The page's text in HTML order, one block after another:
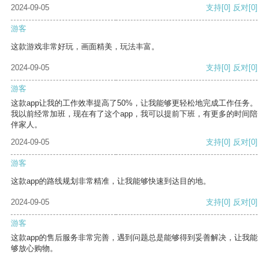
2024-09-05 支持[0] 反对[0]
游客
这款游戏非常好玩，画面精美，玩法丰富。
2024-09-05 支持[0] 反对[0]
游客
这款app让我的工作效率提高了50%，让我能够更轻松地完成工作任务。
我以前经常加班，现在有了这个app，我可以提前下班，有更多的时间陪
伴家人。
2024-09-05
支持[0] 反对[0]
游客
这款app的路线规划非常精准，让我能够快速到达目的地。
2024-09-05 支持[0] 反对[0]
游客
这款app的售后服务非常完善，遇到问题总是能够得到妥善解决，让我能
够放心购物。